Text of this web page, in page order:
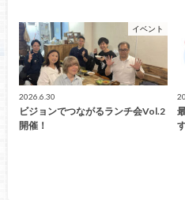
イベント
2026.6.30
ビジョンでつながるランチ会Vol.2
開催！